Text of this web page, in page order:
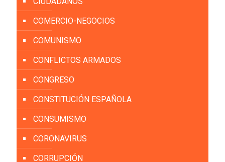
COMERCIO-NEGOCIOS
COMUNISMO
CONFLICTOS ARMADOS
CONGRESO
CONSTITUCIÓN ESPAÑOLA
CONSUMISMO
CORONAVIRUS
CORRUPCIÓN